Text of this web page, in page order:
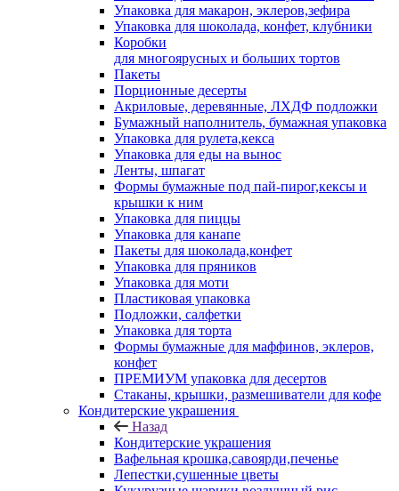
Упаковка для макарон, эклеров,зефира
Упаковка для шоколада, конфет, клубники
Коробки
для многоярусных и больших тортов
Пакеты
Порционные десерты
Акриловые, деревянные, ЛХДФ подложки
Бумажный наполнитель, бумажная упаковка
Упаковка для рулета,кекса
Упаковка для еды на вынос
Ленты, шпагат
Формы бумажные под пай-пирог,кексы и
крышки к ним
Упаковка для пиццы
Упаковка для канапе
Пакеты для шоколада,конфет
Упаковка для пряников
Упаковка для моти
Пластиковая упаковка
Подложки, салфетки
Упаковка для торта
Формы бумажные для маффинов, эклеров,
конфет
ПРЕМИУМ упаковка для десертов
Стаканы, крышки, размешиватели для кофе
Кондитерские украшения
Назад
Кондитерские украшения
Вафельная крошка,савоярди,печенье
Лепестки,сушенные цветы